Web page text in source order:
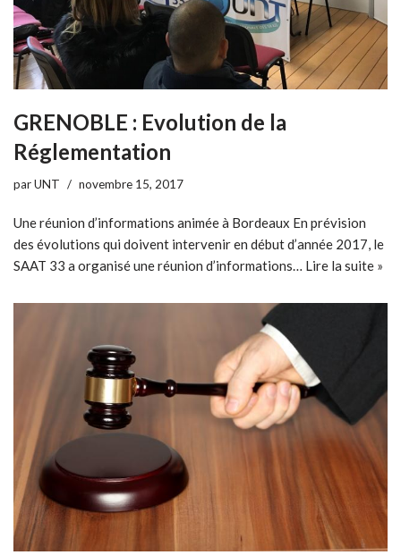
GRENOBLE : Evolution de la
Réglementation
parUNT novembre 15, 2017
Une réunion d’informations animée à Bordeaux En prévision
des évolutions qui doivent intervenir en début d’année 2017, le
SAAT 33 a organisé une réunion d’informations… Lire la suite »